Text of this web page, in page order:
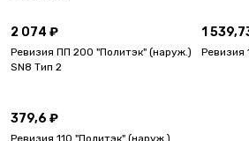
2 074 ₽
Ревизия ПП 200 "Политэк" (наруж.)
SN8 Тип 2
1
Ревизия
379,6 ₽
Ревизия 110 "Политэк" (наруж.)